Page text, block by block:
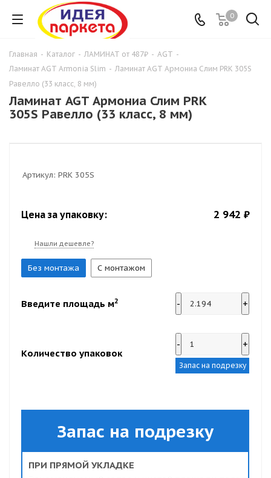
0
Главная - Каталог - ЛАМИНАТ от 487₽ - AGT -
Ламинат AGT Armonia Slim - Ламинат AGT Армониа Слим PRK 305S
Равелло (33 класс, 8 мм)
Ламинат AGT Армониа Слим PRK
305S Равелло (33 класс, 8 мм)
Артикул: PRK 305S
Цена за упаковку: 2 942 ₽
Нашли дешевле?
Без монтажа С монтажом
Введите площадь м2 - +
Количество упаковок
- +
Запас на подрезку
Запас на подрезку
ПРИ ПРЯМОЙ УКЛАДКЕ